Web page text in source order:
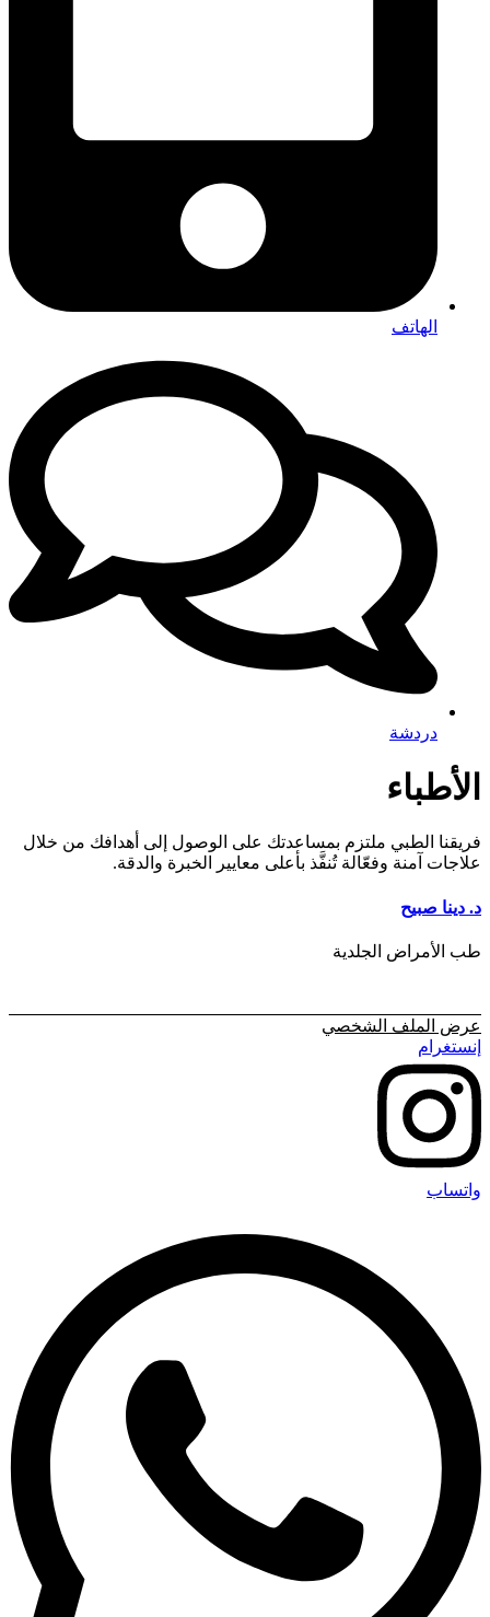
الهاتف
دردشة
الأطباء
فريقنا الطبي ملتزم بمساعدتك على الوصول إلى أهدافك من خلال
علاجات آمنة وفعّالة تُنفَّذ بأعلى معايير الخبرة والدقة.
د. دينا صبيح
طب الأمراض الجلدية
عرض الملف الشخصي
إنستغرام
واتساب